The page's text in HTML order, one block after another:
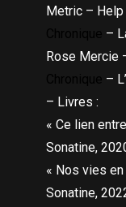
Metric – Help
–
Rose Mercie
–
– Livres :
« Ce lien
Sonatine,
« Nos vies
Sonatine,